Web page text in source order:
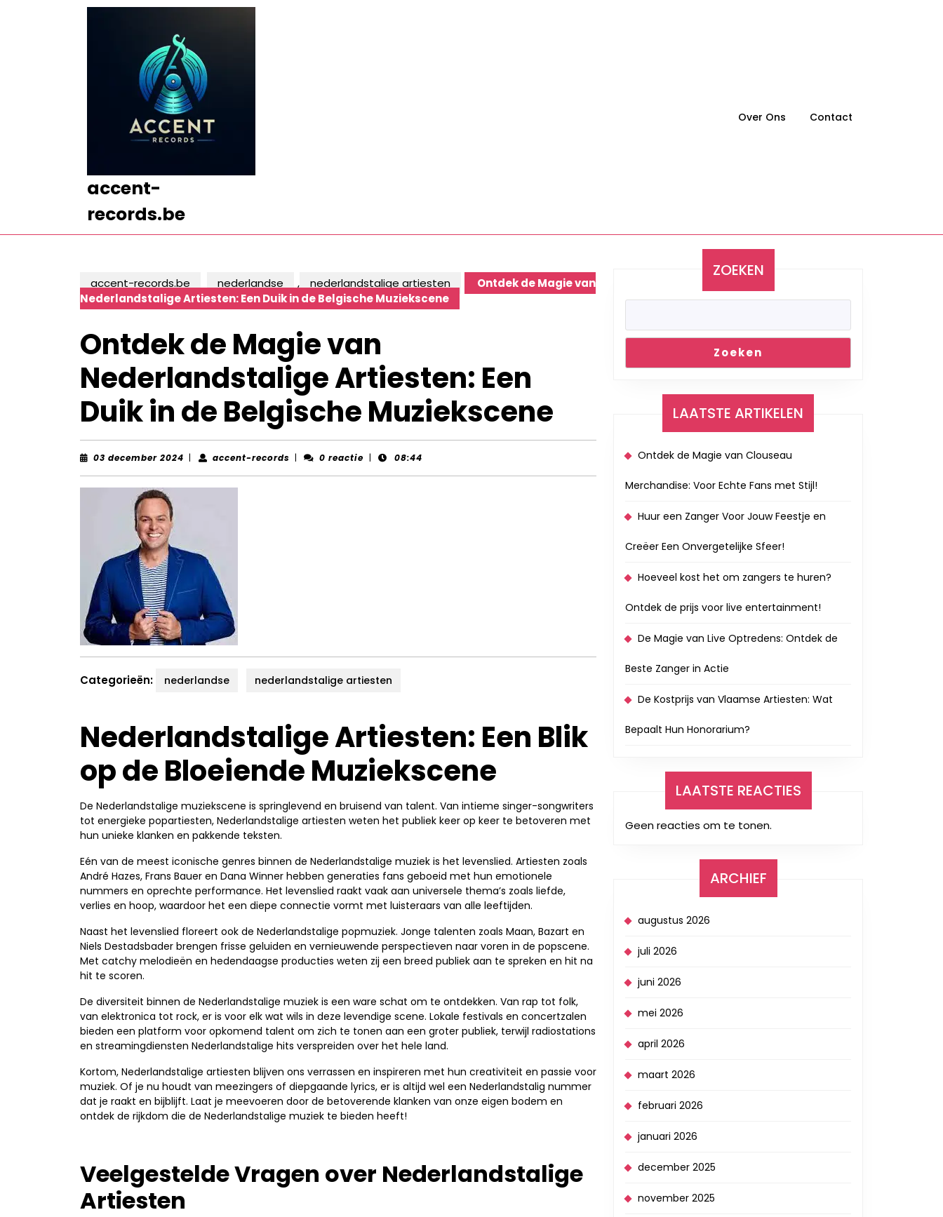
accent-
records.be
Over Ons Contact
accent-records.be nederlandse , nederlandstalige artiesten
Ontdek de Magie van
Nederlandstalige Artiesten: Een Duik in de Belgische Muziekscene
Ontdek de Magie van
Nederlandstalige Artiesten: Een
Duik in de Belgische Muziekscene
03 december 2024 03| accent-records accent-
| 0 reactie | 08:44
Categorieën: nederlandse nederlandstalige artiesten
Nederlandstalige Artiesten: Een Blik
op de Bloeiende Muziekscene
De Nederlandstalige muziekscene is springlevend en bruisend van talent. Van intieme singer-songwriters
tot energieke popartiesten, Nederlandstalige artiesten weten het publiek keer op keer te betoveren met
hun unieke klanken en pakkende teksten.
Eén van de meest iconische genres binnen de Nederlandstalige muziek is het levenslied. Artiesten zoals
André Hazes, Frans Bauer en Dana Winner hebben generaties fans geboeid met hun emotionele
nummers en oprechte performance. Het levenslied raakt vaak aan universele thema’s zoals liefde,
verlies en hoop, waardoor het een diepe connectie vormt met luisteraars van alle leeftijden.
Naast het levenslied floreert ook de Nederlandstalige popmuziek. Jonge talenten zoals Maan, Bazart en
Niels Destadsbader brengen frisse geluiden en vernieuwende perspectieven naar voren in de popscene.
Met catchy melodieën en hedendaagse producties weten zij een breed publiek aan te spreken en hit na
hit te scoren.
De diversiteit binnen de Nederlandstalige muziek is een ware schat om te ontdekken. Van rap tot folk,
van elektronica tot rock, er is voor elk wat wils in deze levendige scene. Lokale festivals en concertzalen
bieden een platform voor opkomend talent om zich te tonen aan een groter publiek, terwijl radiostations
en streamingdiensten Nederlandstalige hits verspreiden over het hele land.
Kortom, Nederlandstalige artiesten blijven ons verrassen en inspireren met hun creativiteit en passie voor
muziek. Of je nu houdt van meezingers of diepgaande lyrics, er is altijd wel een Nederlandstalig nummer
dat je raakt en bijblijft. Laat je meevoeren door de betoverende klanken van onze eigen bodem en
ontdek de rijkdom die de Nederlandstalige muziek te bieden heeft!
Veelgestelde Vragen over Nederlandstalige
Artiesten
ZOEKEN
Zoeken
LAATSTE ARTIKELEN
Ontdek de Magie van Clouseau
Merchandise: Voor Echte Fans met Stijl!
Huur een Zanger Voor Jouw Feestje en
Creëer Een Onvergetelijke Sfeer!
Hoeveel kost het om zangers te huren?
Ontdek de prijs voor live entertainment!
De Magie van Live Optredens: Ontdek de
Beste Zanger in Actie
De Kostprijs van Vlaamse Artiesten: Wat
Bepaalt Hun Honorarium?
LAATSTE REACTIES
Geen reacties om te tonen.
ARCHIEF
augustus 2026
juli 2026
juni 2026
mei 2026
april 2026
maart 2026
februari 2026
januari 2026
december 2025
november 2025